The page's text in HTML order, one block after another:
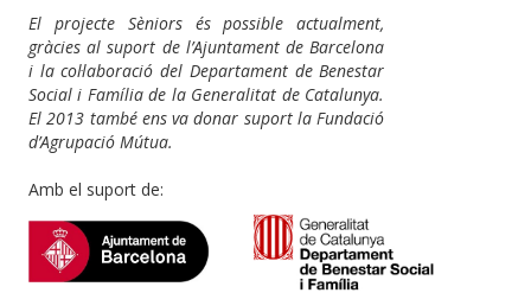
El projecte Sèniors és possible actualment,
gràcies al suport de l’Ajuntament de Barcelona
i la col·laboració del Departament de Benestar
Social i Família de la Generalitat de Catalunya.
El 2013 també ens va donar suport la Fundació
d’Agrupació Mútua.
Amb el suport de: